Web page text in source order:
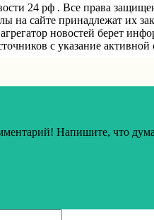
24 рф . Все права
на сайте принадлежат их
новостей берет
с указание активной
Напишите, что